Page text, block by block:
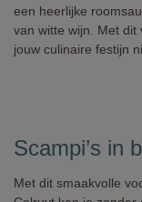
een heerlijke
van witte wijn. Met dit
jouw culinaire festijn
Scampi’s in
Met dit smaakvolle